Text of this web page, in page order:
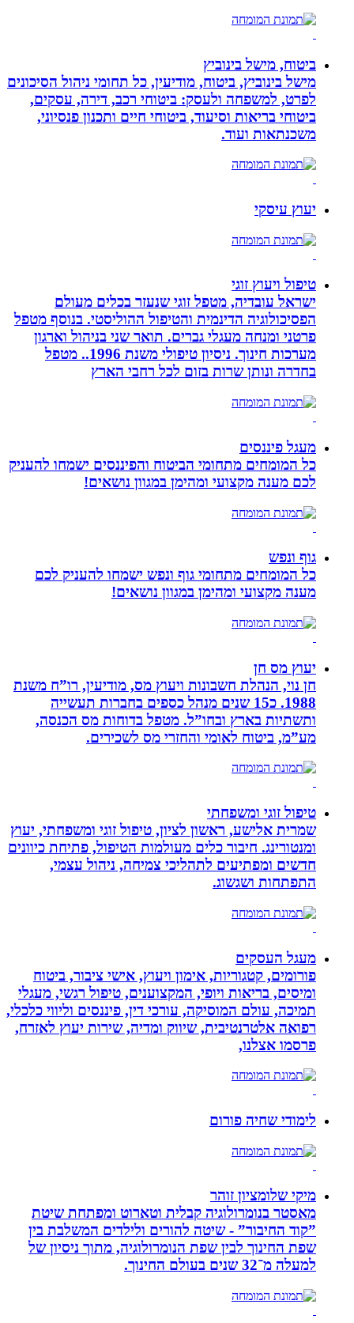
ביטוח, מישל בינוביץ
מישל בינוביץ, ביטוח, מודיעין, כל תחומי ניהול הסיכונים
לפרט, למשפחה ולעסק: ביטוחי רכב, דירה, עסקים,
ביטוחי בריאות וסיעוד, ביטוחי חיים ותכנון פנסיוני,
משכנתאות ועוד.
יעוץ עיסקי
טיפול ויעוץ זוגי
ישראל עובדיה, מטפל זוגי שנעזר בכלים מעולם
הפסיכולוגיה הדינמית והטיפול ההוליסטי. בנוסף מטפל
פרטני ומנחה מעגלי גברים. תואר שני בניהול וארגון
מערכות חינוך. ניסיון טיפולי משנת 1996.. מטפל
בחדרה ונותן שרות בזום לכל רחבי הארץ
מעגל פיננסים
כל המומחים מתחומי הביטוח והפיננסים ישמחו להעניק
לכם מענה מקצועי ומהימן במגוון נושאים!
גוף ונפש
כל המומחים מתחומי גוף ונפש ישמחו להעניק לכם
מענה מקצועי ומהימן במגוון נושאים!
יעוץ מס חן
חן נוי, הנהלת חשבונות ויעוץ מס, מודיעין, רו”ח משנת
1988. כ15 שנים מנהל כספים בחברות תעשייה
ותשתיות בארץ ובחו”ל. מטפל בדוחות מס הכנסה,
מע”מ, ביטוח לאומי והחזרי מס לשכירים.
טיפול זוגי ומשפחתי
שמרית אלישע, ראשון לציון, טיפול זוגי ומשפחתי, יעוץ
ומנטורינג. חיבור כלים מעולמות הטיפול, פתיחת כיוונים
חדשים ומפתיעים לתהליכי צמיחה, ניהול עצמי,
התפתחות ושגשוג.
מעגל העסקים
פורומים, קטגוריות, אימון ויעוץ, אישי ציבור, ביטוח
ומיסים, בריאות ויופי, המקצוענים, טיפול רגשי, מעגלי
תמיכה, עולם המוסיקה, עורכי דין, פיננסים וליווי כלכלי,
רפואה אלטרנטיבית, שיווק ומדיה, שירות יעוץ לאזרח,
פרסמו אצלנו,
לימודי שחיה פורום
מיקי שלומציון זוהר
מאסטר בנומרולוגיה קבלית וטארוט ומפתחת שיטת
”קוד החיבור” - שיטה להורים ולילדים המשלבת בין
שפת החינוך לבין שפת הנומרולוגיה, מתוך ניסיון של
למעלה מ־32 שנים בעולם החינוך.